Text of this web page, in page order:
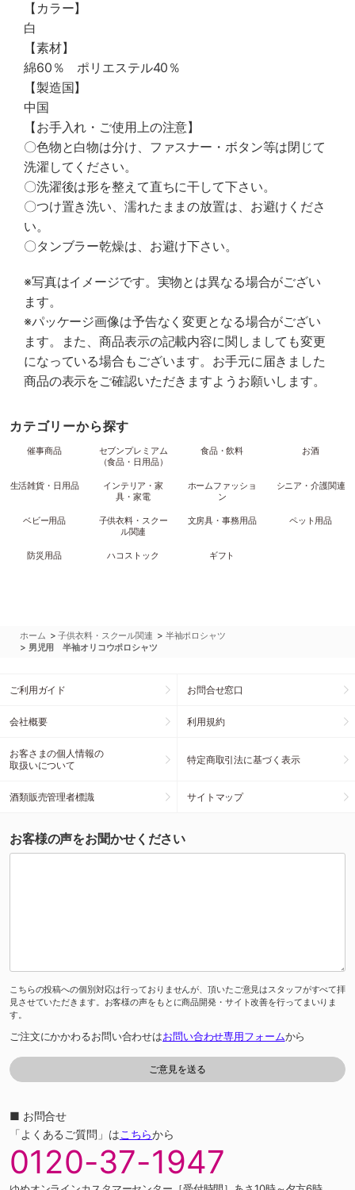
【カラー】
白
【素材】
綿60％ ポリエステル40％
【製造国】
中国
【お手入れ・ご使用上の注意】
〇色物と白物は分け、ファスナー・ボタン等は閉じて
洗濯してください。
〇洗濯後は形を整えて直ちに干して下さい。
〇つけ置き洗い、濡れたままの放置は、お避けくださ
い。
〇タンブラー乾燥は、お避け下さい。
※写真はイメージです。実物とは異なる場合がござい
ます。
※パッケージ画像は予告なく変更となる場合がござい
ます。また、商品表示の記載内容に関しましても変更
になっている場合もございます。お手元に届きました
商品の表示をご確認いただきますようお願いします。
カテゴリーから探す
催事商品
セブンプレミアム
（食品・日用品）
食品・飲料 お酒
生活雑貨・日用品
インテリア・家
具・家電
ホームファッショ
ン
シニア・介護関連
ベビー用品
子供衣料・スクー
ル関連
文房具・事務用品 ペット用品
防災用品 ハコストック ギフト
ホーム >子供衣料・スクール関連 > 半袖ポロシャツ
> 男児用 半袖オリコウポロシャツ
ご利用ガイド お問合せ窓口
会社概要 利用規約
お客さまの個人情報の
取扱いについて
特定商取引法に基づく表示
酒類販売管理者標識 サイトマップ
お客様の声をお聞かせください
こちらの投稿への個別対応は行っておりませんが、頂いたご意見はスタッフがすべて拝
見させていただきます。お客様の声をもとに商品開発・サイト改善を行ってまいりま
す。
ご注文にかかわるお問い合わせはお問い合わせ専用フォームから
■ お問合せ
「よくあるご質問」はこちらから
0120-37-1947